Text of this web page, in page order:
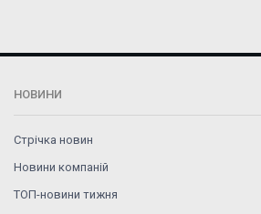
НОВИНИ
Стрічка новин
Новини компаній
ТОП-новини тижня